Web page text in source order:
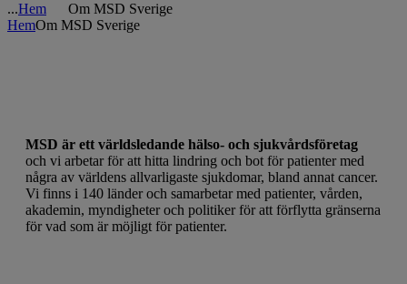
...Hem
Om MSD Sverige
HemOm MSD Sverige
MSD är ett världsledande hälso- och sjukvårdsföretag
och vi arbetar för att hitta lindring och bot för patienter med
några av världens allvarligaste sjukdomar, bland annat cancer.
Vi finns i 140 länder och samarbetar med patienter, vården,
akademin, myndigheter och politiker för att förflytta gränserna
för vad som är möjligt för patienter.